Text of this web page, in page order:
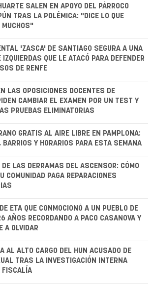
SALEN EN APOYO DEL PÁRROCO
TRAS LA POLÉMICA: "DICE LO QUE
MUCHOS"
'ZASCA' DE SANTIAGO SEGURA A UNA
IZQUIERDAS QUE LE ATACÓ PARA DEFENDER
DE RENFE
LAS OPOSICIONES DOCENTES DE
CAMBIAR EL EXAMEN POR UN TEST Y
PRUEBAS ELIMINATORIAS
GRATIS AL AIRE LIBRE EN PAMPLONA:
BARRIOS Y HORARIOS PARA ESTA SEMANA
DE LAS DERRAMAS DEL ASCENSOR: CÓMO
COMUNIDAD PAGA REPARACIONES
ETA QUE CONMOCIONÓ A UN PUEBLO DE
AÑOS RECORDANDO A PACO CASANOVA Y
A OLVIDAR
AL ALTO CARGO DEL HUN ACUSADO DE
TRAS LA INVESTIGACIÓN INTERNA
FISCALÍA